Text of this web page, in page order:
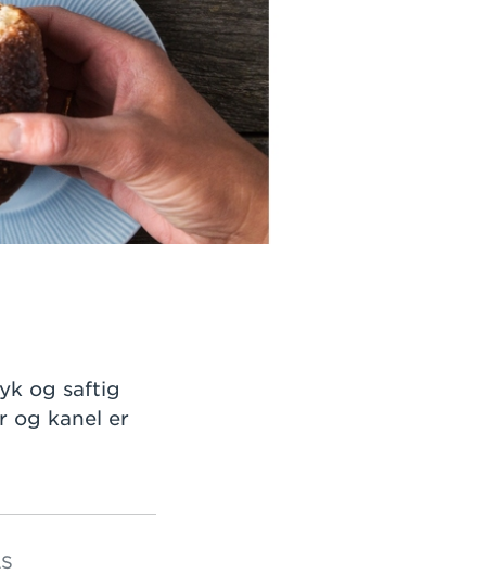
og saftig
og kanel er